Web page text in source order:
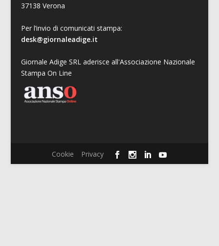
37138 Verona
Per l’invio di comunicati stampa:
desk@giornaleadige.it
Giornale Adige SRL aderisce all'Associazione Nazionale
Stampa On Line
Cookie Privacy